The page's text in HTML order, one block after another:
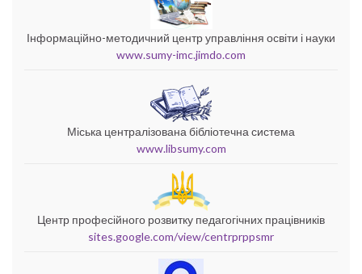
Інформаційно-методичний центр управління освіти і науки
www.sumy-imc.jimdo.com
Міська централізована бібліотечна система
www.libsumy.com
Центр професійного розвитку педагогічних працівників
sites.google.com/view/centrprppsmr